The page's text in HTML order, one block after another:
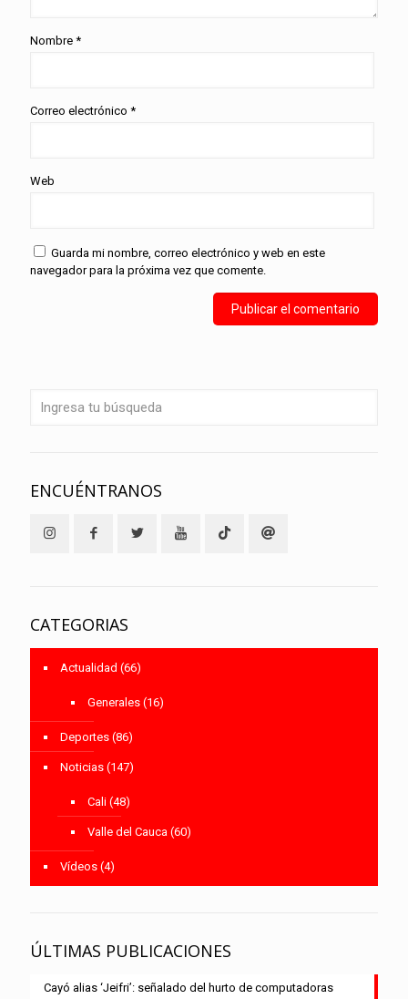
Nombre *
Correo electrónico *
Web
Guarda mi nombre, correo electrónico y web en este
navegador para la próxima vez que comente.
ENCUÉNTRANOS
CATEGORIAS
Actualidad (66)
Generales (16)
Deportes (86)
Noticias (147)
Cali (48)
Valle del Cauca (60)
Vídeos (4)
ÚLTIMAS PUBLICACIONES
Cayó alias ‘Jeifri’: señalado del hurto de computadoras